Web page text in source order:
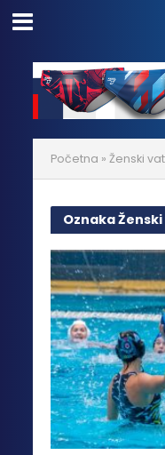
Početna » Ženski
Oznaka